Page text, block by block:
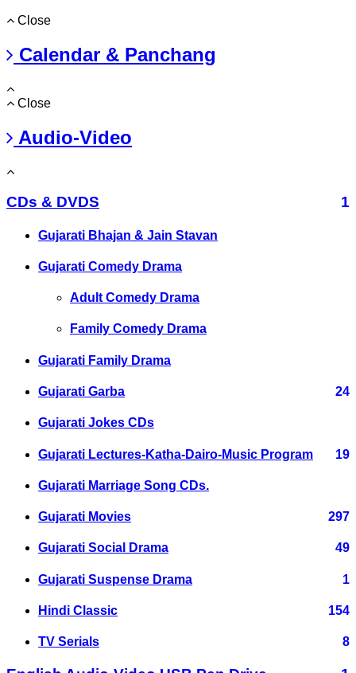
Close
Calendar & Panchang
Close
Audio-Video
CDs & DVDS 1
Gujarati Bhajan & Jain Stavan
Gujarati Comedy Drama
Adult Comedy Drama
Family Comedy Drama
Gujarati Family Drama
Gujarati Garba 24
Gujarati Jokes CDs
Gujarati Lectures-Katha-Dairo-Music Program 19
Gujarati Marriage Song CDs.
Gujarati Movies 297
Gujarati Social Drama 49
Gujarati Suspense Drama 1
Hindi Classic 154
TV Serials 8